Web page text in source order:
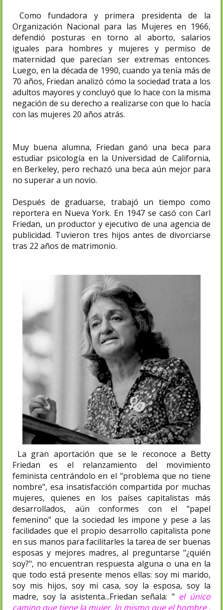
Como fundadora y primera presidenta de la
Organización Nacional para las Mujeres en 1966,
defendió posturas en torno al aborto, salarios
iguales para hombres y mujeres y permiso de
maternidad que parecían ser extremas entonces.
Luego, en la década de 1990, cuando ya tenía más de
70 años, Friedan analizó cómo la sociedad trata a los
adultos mayores y concluyó que lo hace con la misma
negación de su derecho a realizarse con que lo hacía
con las mujeres 20 años atrás.
Muy buena alumna, Friedan ganó una beca para
estudiar psicología en la Universidad de California,
en Berkeley, pero rechazó una beca aún mejor para
no superar a un novio.
Después de graduarse, trabajó un tiempo como
reportera en Nueva York. En 1947 se casó con Carl
Friedan, un productor y ejecutivo de una agencia de
publicidad. Tuvieron tres hijos antes de divorciarse
tras 22 años de matrimonio.
La gran aportación que se le reconoce a Betty
Friedan es el relanzamiento del movimiento
feminista centrándolo en el "problema que no tiene
nombre", esa insatisfacción compartida por muchas
mujeres, quienes en los países capitalistas más
desarrollados, aún conformes con el "papel
femenino" que la sociedad les impone y pese a las
facilidades que el propio desarrollo capitalista pone
en sus manos para facilitarles la tarea de ser buenas
esposas y mejores madres, al preguntarse "¿quién
soy?", no encuentran respuesta alguna o una en la
que todo está presente menos ellas: soy mi marido,
soy mis hijos, soy mi casa, soy la esposa, soy la
madre, soy la asistenta...Friedan señala: " el único
camino que tiene la mujer, lo mismo que el hombre ,